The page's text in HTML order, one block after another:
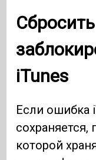
Сбросить
iTunes
Если ошибка
сохраняется,
которой